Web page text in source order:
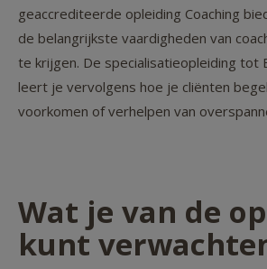
geaccrediteerde opleiding Coaching
de belangrijkste vaardigheden van
te krijgen. De specialisatieopleiding tot
leert je vervolgens hoe je cliënten
voorkomen of verhelpen van
Wat je van de
kunt